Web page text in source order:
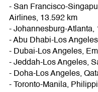
- San Francisco-
Airlines, 13.592 km
- Johannesburg-Atlanta,
- Abu Dhabi-Los
- Dubai-Los Angeles,
- Jeddah-Los Angeles,
- Doha-Los Angeles,
- Toronto-Manila,